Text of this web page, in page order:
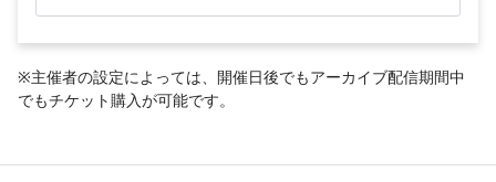
※主催者の設定によっては、開催日後でもアーカイブ配信期間中
でもチケット購入が可能です。